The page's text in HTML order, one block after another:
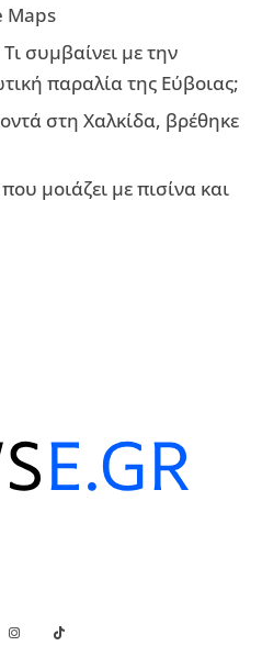
Maps
συμβαίνει με την
παραλία της Εύβοιας;
στη Χαλκίδα, βρέθηκε
μοιάζει με πισίνα και